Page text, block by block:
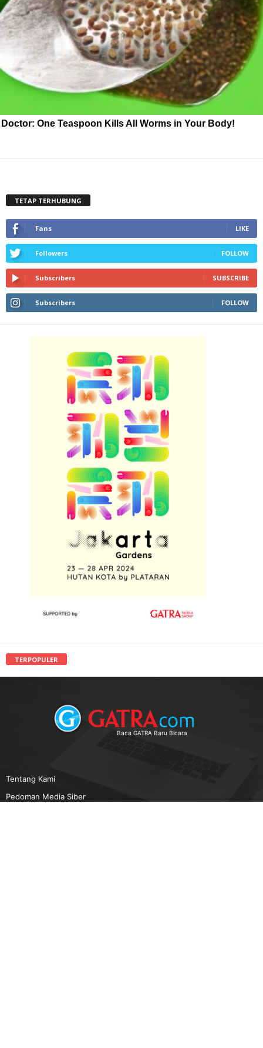
Doctor: One Teaspoon Kills All Worms in Your Body!
TETAP TERHUBUNG
Fans LIKE
Followers FOLLOW
Subscribers SUBSCRIBE
Subscribers FOLLOW
TERPOPULER
Baca GATRA Baru Bicara
Tentang Kami
Pedoman Media Siber